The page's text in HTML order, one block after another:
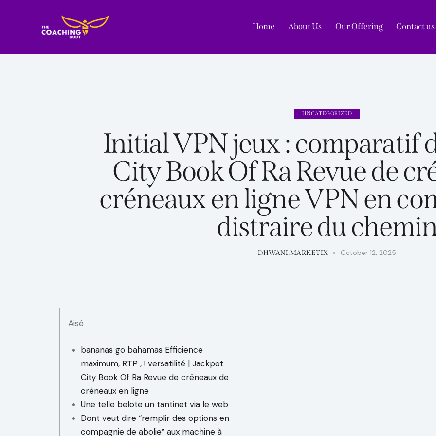
Home About Us Our Offering Contact us
UNCATEGORIZED
Initial VPN jeux : comparatif
City Book Of Ra Revue de
créneaux en ligne VPN en
distraire du
DHWANI.MARKETIX October 12, 2025
Aisé
bananas go bahamas Efficience
maximum, RTP , ! versatilité | Jackpot
City Book Of Ra Revue de créneaux de
créneaux en ligne
Une telle belote un tantinet via le web
Dont veut dire “remplir des options en
compagnie de abolie” aux machine à